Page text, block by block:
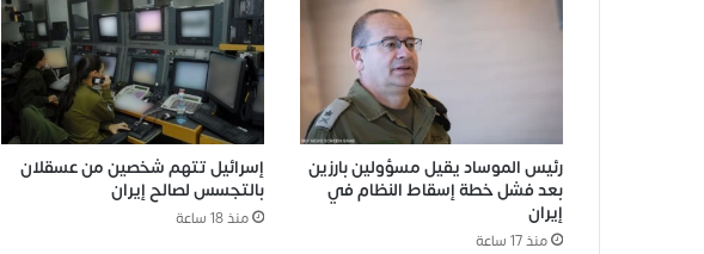
رئيس الموساد يقيل مسؤولين بارزين
بعد فشل خطة إسقاط النظام في
إيران
منذ 17 ساعة
إسرائيل تتهم شخصين من عسقلان
بالتجسس لصالح إيران
منذ 18 ساعة